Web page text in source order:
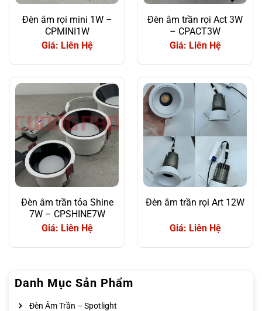
Đèn âm rọi mini 1W –
CPMINI1W
Giá: Liên Hệ
Đèn âm trần rọi Act 3W
– CPACT3W
Giá: Liên Hệ
Đèn âm trần tỏa Shine
7W – CPSHINE7W
Giá: Liên Hệ
Đèn âm trần rọi Art 12W
Giá: Liên Hệ
Danh Mục Sản Phẩm
Đèn Âm Trần – Spotlight